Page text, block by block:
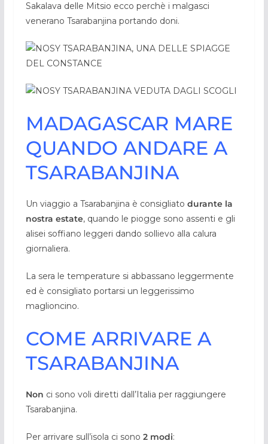
Sakalava delle Mitsio ecco perchè i malgasci
venerano Tsarabanjina portando doni.
MADAGASCAR MARE
QUANDO ANDARE A
TSARABANJINA
Un viaggio a Tsarabanjina è consigliato durante la
nostra estate, quando le piogge sono assenti e gli
alisei soffiano leggeri dando sollievo alla calura
giornaliera.
La sera le temperature si abbassano leggermente
ed è consigliato portarsi un leggerissimo
maglioncino.
COME ARRIVARE A
TSARABANJINA
Non ci sono voli diretti dall’Italia per raggiungere
Tsarabanjina.
Per arrivare sull’isola ci sono 2 modi: